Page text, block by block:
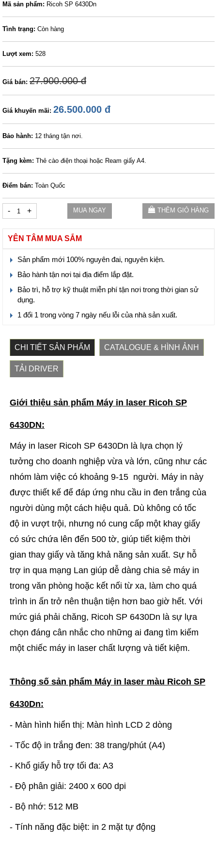
Mã sản phẩm: Ricoh SP 6430Dn
Tình trạng: Còn hàng
Lượt xem: 528
Giá bán: 27.900.000 đ
Giá khuyến mãi: 26.500.000 đ
Bảo hành: 12 tháng tận nơi.
Tặng kèm: Thẻ cào điện thoại hoặc Ream giấy A4.
Điểm bán: Toàn Quốc
- + MUA NGAY THÊM GIỎ HÀNG
YÊN TÂM MUA SẮM
Sản phẩm mới 100% nguyên đai, nguyên kiện.
Bảo hành tận nơi tại địa điểm lắp đặt.
Bảo trì, hỗ trợ kỹ thuật miễn phí tận nơi trong thời gian sử
dụng.
1 đổi 1 trong vòng 7 ngày nếu lỗi của nhà sản xuất.
CHI TIẾT SẢN PHẨM CATALOGUE & HÌNH ẢNH
TẢI DRIVER
Giới thiệu sản phẩm Máy in laser Ricoh SP
6430DN:
Máy in laser Ricoh SP 6430Dn là lựa chọn lý
tưởng cho doanh nghiệp vừa và lớn, cũng như các
nhóm làm việc có khoảng 9-15 người. Máy in này
được thiết kế để đáp ứng nhu cầu in đen trắng của
người dùng một cách hiệu quả. Dù không có tốc
độ in vượt trội, nhưng nó cung cấp một khay giấy
có sức chứa lên đến 500 tờ, giúp tiết kiệm thời
gian thay giấy và tăng khả năng sản xuất. Sự hỗ
trợ in qua mạng Lan giúp dễ dàng chia sẻ máy in
trong văn phòng hoặc kết nối từ xa, làm cho quá
trình in ấn trở nên thuận tiện hơn bao giờ hết. Với
mức giá phải chăng, Ricoh SP 6430Dn là sự lựa
chọn đáng cân nhắc cho những ai đang tìm kiếm
một chiếc máy in laser chất lượng và tiết kiệm.
Thông số sản phẩm Máy in laser màu Ricoh SP
6430Dn:
- Màn hình hiển thị: Màn hình LCD 2 dòng
- Tốc độ in trắng đen: 38 trang/phút (A4)
- Khổ giấy hỗ trợ tối đa: A3
- Độ phân giải: 2400 x 600 dpi
- Bộ nhớ: 512 MB
- Tính năng đặc biệt: in 2 mặt tự động